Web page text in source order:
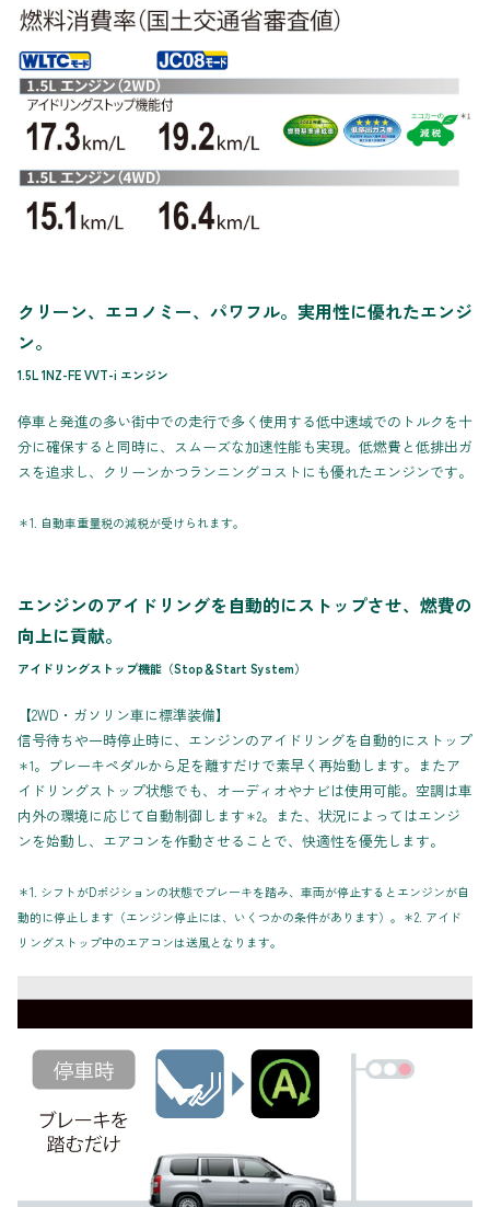
クリーン、エコノミー、パワフル。実用性に優れたエンジ
ン。
1.5L 1NZ-FE VVT-i エンジン
停車と発進の多い街中での走行で多く使用する低中速域でのトルクを十
分に確保すると同時に、スムーズな加速性能も実現。低燃費と低排出ガ
スを追求し、クリーンかつランニングコストにも優れたエンジンです。
＊1. 自動車重量税の減税が受けられます。
エンジンのアイドリングを自動的にストップさせ、燃費の
向上に貢献。
アイドリングストップ機能（Stop＆Start System）
【2WD・ガソリン車に標準装備】
信号待ちや一時停止時に、エンジンのアイドリングを自動的にストップ
＊1。ブレーキペダルから足を離すだけで素早く再始動します。またア
イドリングストップ状態でも、オーディオやナビは使用可能。空調は車
内外の環境に応じて自動制御します＊2。また、状況によってはエンジ
ンを始動し、エアコンを作動させることで、快適性を優先します。
＊1. シフトがDポジションの状態でブレーキを踏み、車両が停止するとエンジンが自
動的に停止します（エンジン停止には、いくつかの条件があります）。＊2. アイド
リングストップ中のエアコンは送風となります。